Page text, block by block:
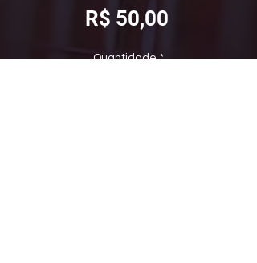
R$ 50,00Preço
Quantidade *